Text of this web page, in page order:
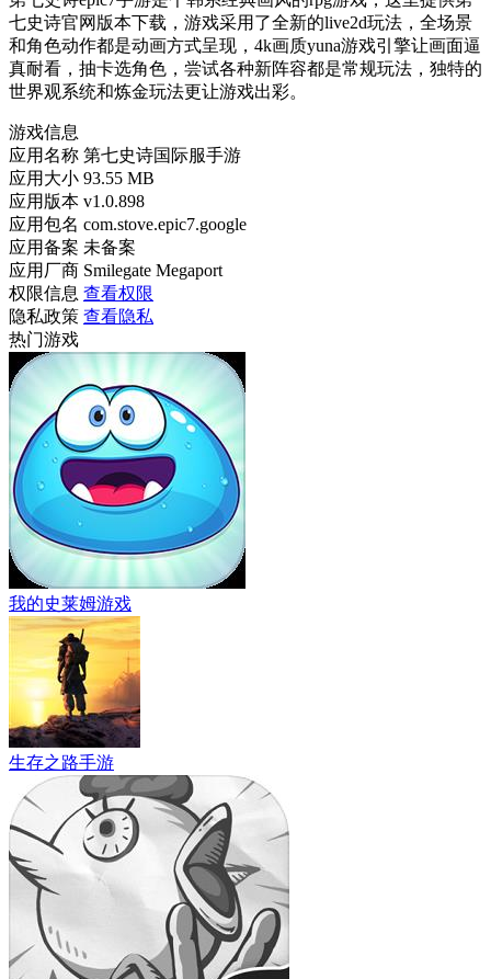
七史诗官网版本下载，游戏采用了全新的live2d玩法，全场景
和角色动作都是动画方式呈现，4k画质yuna游戏引擎让画面逼
真耐看，抽卡选角色，尝试各种新阵容都是常规玩法，独特的
世界观系统和炼金玩法更让游戏出彩。
游戏信息
应用名称 第七史诗国际服手游
应用大小 93.55 MB
应用版本 v1.0.898
应用包名 com.stove.epic7.google
应用备案 未备案
应用厂商 Smilegate Megaport
权限信息 查看权限
隐私政策 查看隐私
热门游戏
我的史莱姆游戏
生存之路手游